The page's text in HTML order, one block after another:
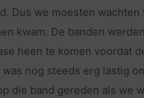
Dus we moesten wachten
kwam. De banden
heen te komen voordat
nog steeds erg lastig
die band gereden als we